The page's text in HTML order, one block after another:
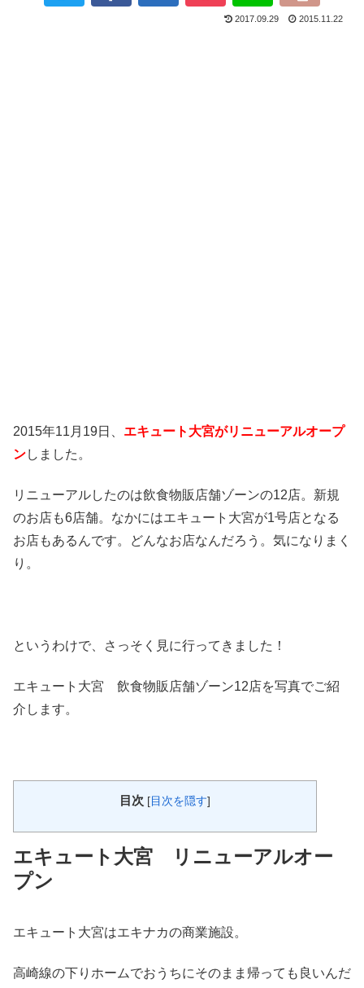
2017.09.29 2015.11.22
2015年11月19日、 エキュート大宮がリニューアルオープ
ンしました。
リニューアルしたのは飲食物販店舗ゾーンの12店。新規
のお店も6店舗。なかにはエキュート大宮が1号店となる
お店もあるんです。どんなお店なんだろう。気になりまく
り。
というわけで、さっそく見に行ってきました！
エキュート大宮 飲食物販店舗ゾーン12店を写真でご紹
介します。
目次 [ 目次を隠す]
エキュート大宮 リニューアルオー
プン
エキュート大宮はエキナカの商業施設。
高崎線の下りホームでおうちにそのまま帰っても良いんだ